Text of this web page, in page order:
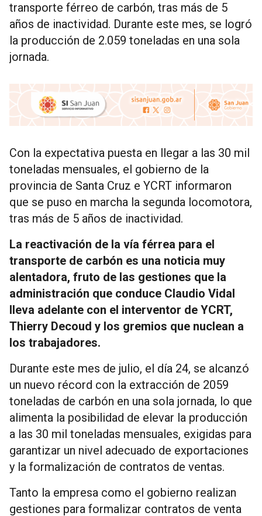
transporte férreo de carbón, tras más de 5
años de inactividad. Durante este mes, se logró
la producción de 2.059 toneladas en una sola
jornada.
Con la expectativa puesta en llegar a las 30 mil
toneladas mensuales, el gobierno de la
provincia de Santa Cruz e YCRT informaron
que se puso en marcha la segunda locomotora,
tras más de 5 años de inactividad.
La reactivación de la vía férrea para el
transporte de carbón es una noticia muy
alentadora, fruto de las gestiones que la
administración que conduce Claudio Vidal
lleva adelante con el interventor de YCRT,
Thierry Decoud y los gremios que nuclean a
los trabajadores.
Durante este mes de julio, el día 24, se alcanzó
un nuevo récord con la extracción de 2059
toneladas de carbón en una sola jornada, lo que
alimenta la posibilidad de elevar la producción
a las 30 mil toneladas mensuales, exigidas para
garantizar un nivel adecuado de exportaciones
y la formalización de contratos de ventas.
Tanto la empresa como el gobierno realizan
gestiones para formalizar contratos de venta